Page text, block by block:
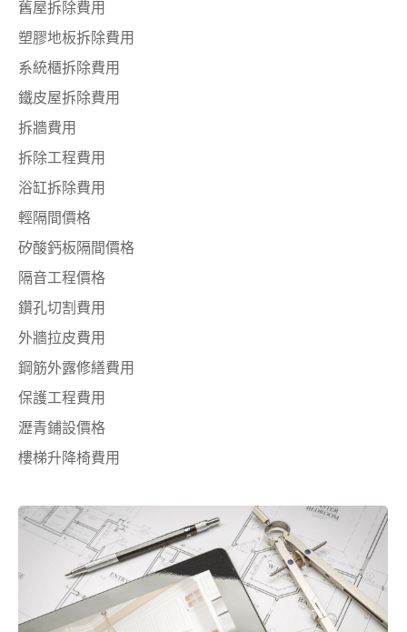
舊屋拆除費用
塑膠地板拆除費用
系統櫃拆除費用
鐵皮屋拆除費用
拆牆費用
拆除工程費用
浴缸拆除費用
輕隔間價格
矽酸鈣板隔間價格
隔音工程價格
鑽孔切割費用
外牆拉皮費用
鋼筋外露修繕費用
保護工程費用
瀝青鋪設價格
樓梯升降椅費用